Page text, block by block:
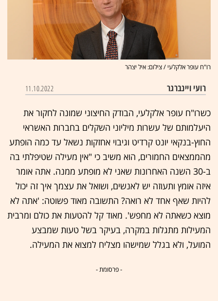
רו"ח עופר אלקלעי / צילום: איל יצהר
רועי ויינברגר 11.10.2022
כשרו"ח עופר אלקלעי, הבודק החיצוני שמונה לחקור את
היעלמותם של עשרות מיליוני השקלים בחברות האשראי
החוץ-בנקאי יונט קרדיט וגיבוי אחזקות נשאל עד כמה הופתע
מהממצאים החמורים, הוא משיב כי "אין מעילה שטיפלתי בה
ב-30 השנה האחרונות שאני לא מופתע ממנה. אתה אומר
איזה אומץ ותעוזה יש לאנשים, ושואל את עצמך איך זה יכול
להיות שאף אחד לא רואה? התשובה מאוד פשוטה: 'אתה לא
מוצא כשאתה לא מחפש'. מאוד קל להטעות את כולם ומרבית
המעילות מתגלות במקרה, בעיקר בשל טעות שמבצע
המועל, ולא בגלל שמישהו מצליח למצוא את המעילה.
- פרסומת -